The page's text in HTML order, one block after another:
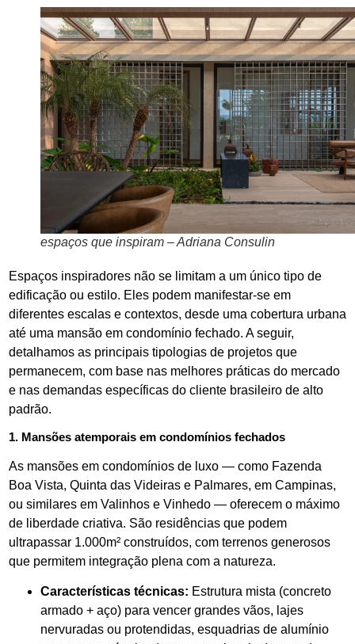
espaços que inspiram – Adriana Consulin
Espaços inspiradores não se limitam a um único tipo de
edificação ou estilo. Eles podem manifestar-se em
diferentes escalas e contextos, desde uma cobertura urbana
até uma mansão em condomínio fechado. A seguir,
detalhamos as principais tipologias de projetos que
permanecem, com base nas melhores práticas do mercado
e nas demandas específicas do cliente brasileiro de alto
padrão.
1. Mansões atemporais em condomínios fechados
As mansões em condomínios de luxo — como Fazenda
Boa Vista, Quinta das Videiras e Palmares, em Campinas,
ou similares em Valinhos e Vinhedo — oferecem o máximo
de liberdade criativa. São residências que podem
ultrapassar 1.000m² construídos, com terrenos generosos
que permitem integração plena com a natureza.
Características técnicas: Estrutura mista (concreto
armado + aço) para vencer grandes vãos, lajes
nervuradas ou protendidas, esquadrias de alumínio